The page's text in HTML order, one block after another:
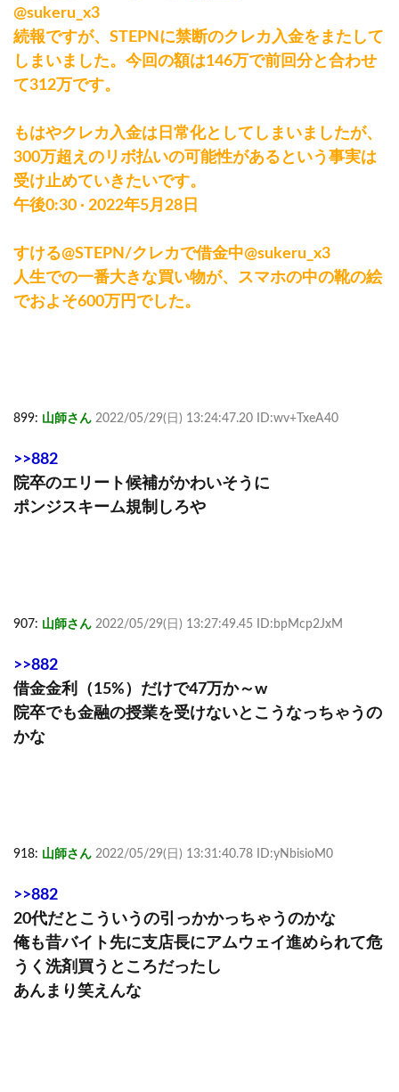
@sukeru_x3
続報ですが、STEPNに禁断のクレカ入金をまたして
しまいました。今回の額は146万で前回分と合わせ
て312万です。
もはやクレカ入金は日常化としてしまいましたが、
300万超えのリボ払いの可能性があるという事実は
受け止めていきたいです。
午後0:30 · 2022年5月28日
すける@STEPN/クレカで借金中@sukeru_x3
人生での一番大きな買い物が、スマホの中の靴の絵
でおよそ600万円でした。
899: 山師さん 2022/05/29(日) 13:24:47.20 ID:wv+TxeA40
>>882
院卒のエリート候補がかわいそうに
ポンジスキーム規制しろや
907: 山師さん 2022/05/29(日) 13:27:49.45 ID:bpMcp2JxM
>>882
借金金利（15%）だけで47万か～w
院卒でも金融の授業を受けないとこうなっちゃうの
かな
918: 山師さん 2022/05/29(日) 13:31:40.78 ID:yNbisioM0
>>882
20代だとこういうの引っかかっちゃうのかな
俺も昔バイト先に支店長にアムウェイ進められて危
うく洗剤買うところだったし
あんまり笑えんな